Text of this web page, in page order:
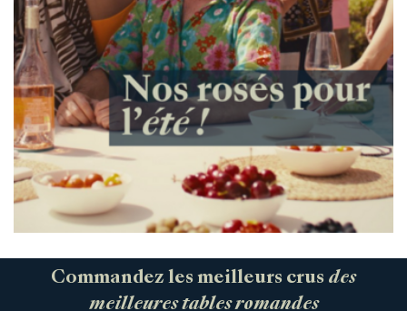
Commandez les meilleurs crus des
meilleures tables romandes